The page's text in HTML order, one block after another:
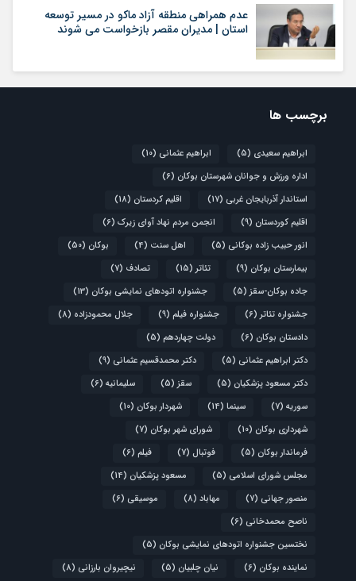
عدم همراهی منطقه آزاد ماکو در مسیر توسعه
استان | مدیران مقصر بازخواست می شوند
برچسب ها
ابراهیم سعیدی (5) ابراهیم عثمانی (10)
اداره ورزش و جوانان شهرستان بوکان (6)
استاندار آذربایجان غربی (17) اقلیم کردستان (18)
اقلیم کوردستان (9) انجمن مردم نهاد آوای زیرک (6)
انور حبیب زاده بوکانی (5) اهل سنت (4) بوکان (50)
بیمارستان بوکان (9) تئاتر (15) تصادف (7)
جاده بوکان-سقز (5) جشنواره اتودهای نمایشی بوکان (13)
جشنواره تئاتر (6) جشنواره فیلم (9) جلال محمودزاده (8)
دادستان بوکان (6) دولت چهاردهم (5)
دکتر ابراهیم عثمانی (5) دکتر محمدقسیم عثمانی (9)
دکتر مسعود پزشکیان (5) سقز (5) سلیمانیه (6)
سوریه (7) سینما (14) شهردار بوکان (10)
شهرداری بوکان (10) شورای شهر بوکان (7)
فرماندار بوکان (5) فوتبال (7) فیلم (6)
مجلس شورای اسلامی (5) مسعود پزشکیان (14)
منصور جهانی (7) مهاباد (8) موسیقی (6)
ناصح محمدخانی (6)
نختسین جشنواره اتودهای نمایشی بوکان (5)
نماینده بوکان (6) نیان چلبیان (5) نیچیروان بارزانی (8)